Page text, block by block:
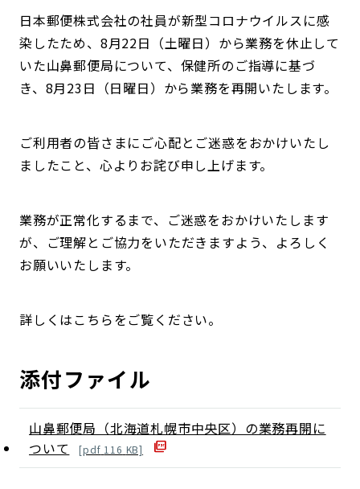
日本郵便株式会社の社員が新型コロナウイルスに感
染したため、8月22日（土曜日）から業務を休止して
いた山鼻郵便局について、保健所のご指導に基づ
き、8月23日（日曜日）から業務を再開いたします。
ご利用者の皆さまにご心配とご迷惑をおかけいたし
ましたこと、心よりお詫び申し上げます。
業務が正常化するまで、ご迷惑をおかけいたします
が、ご理解とご協力をいただきますよう、よろしく
お願いいたします。
詳しくはこちらをご覧ください。
添付ファイル
山鼻郵便局（北海道札幌市中央区）の業務再開に
ついて
[pdf 116 KB]